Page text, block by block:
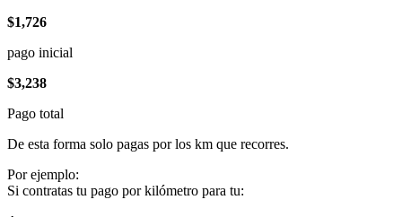
$1,726
pago inicial
$3,238
Pago total
De esta forma solo pagas por los km que recorres.
Por ejemplo:
Si contratas tu pago por kilómetro para tu: